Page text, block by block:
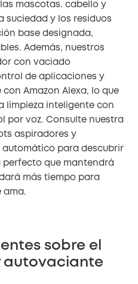
mascotas. cabello y
suciedad y los residuos
base designada,
Además, nuestros
con vaciado
de aplicaciones y
Amazon Alexa, lo que
limpieza inteligente con
por voz. Consulte nuestra
aspiradores y
para descubrir
perfecto que mantendrá
más tiempo para
ama.
sobre el
autovaciante